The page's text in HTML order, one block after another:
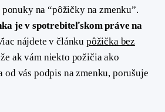
na “pôžičky na zmenku”.
je v spotrebiteľskom práve na
nájdete v článku pôžička bez
že ak vám niekto požičia ako
od vás podpis na zmenku, porušuje